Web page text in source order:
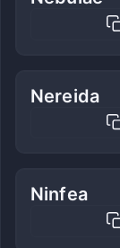
Nereida
Ninfea